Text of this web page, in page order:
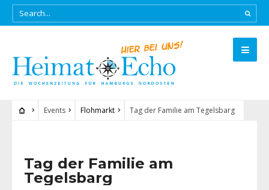
Events Flohmarkt Tag der Familie am Tegelsbarg
Tag der Familie am
Tegelsbarg